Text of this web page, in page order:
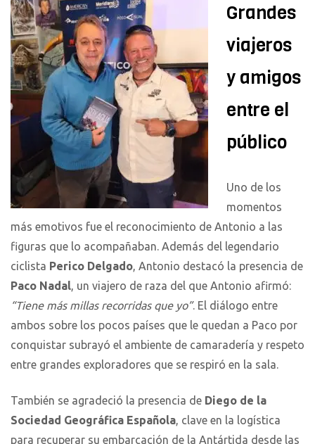
Grandes
viajeros
y amigos
entre el
público
Uno de los
momentos
más emotivos fue el reconocimiento de Antonio a las
figuras que lo acompañaban. Además del legendario
ciclista Perico Delgado, Antonio destacó la presencia de
Paco Nadal, un viajero de raza del que Antonio afirmó:
“Tiene más millas recorridas que yo”. El diálogo entre
ambos sobre los pocos países que le quedan a Paco por
conquistar subrayó el ambiente de camaradería y respeto
entre grandes exploradores que se respiró en la sala.
También se agradeció la presencia de Diego de la
Sociedad Geográfica Española, clave en la logística
para recuperar su embarcación de la Antártida desde las